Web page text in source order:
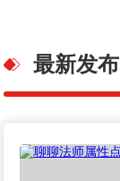
最新发布